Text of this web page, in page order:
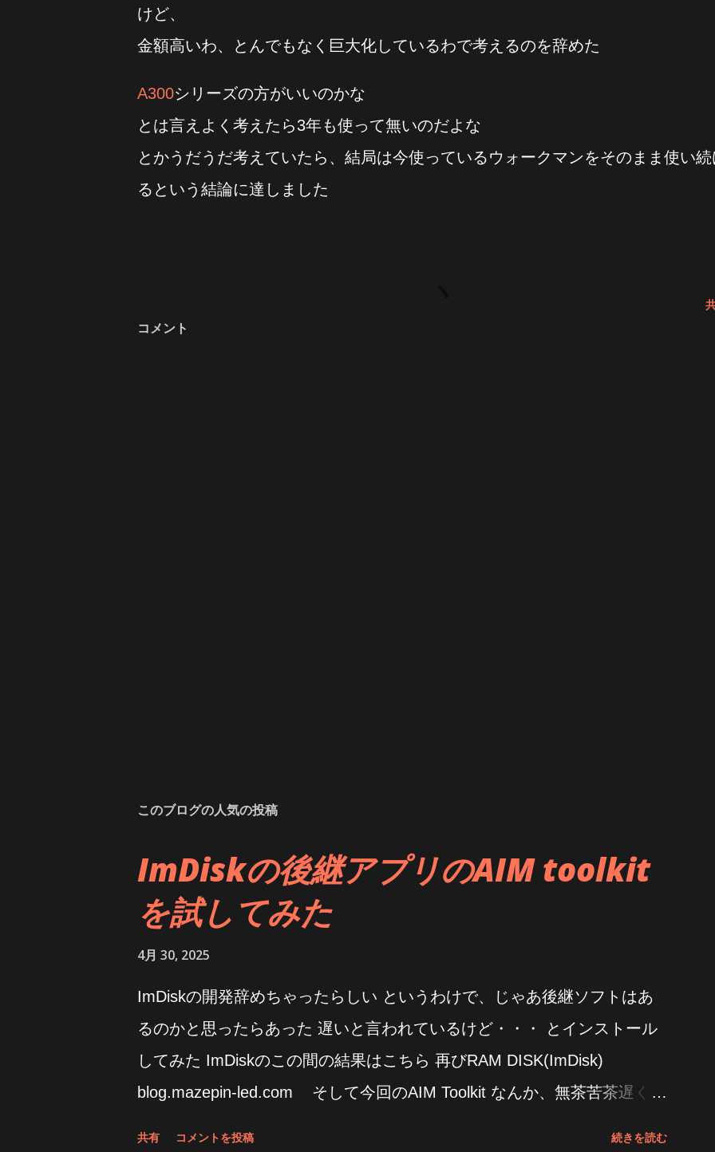
けど、
金額高いわ、とんでもなく巨大化しているわで考えるのを辞めた
A300シリーズの方がいいのかな
とは言えよく考えたら3年も使って無いのだよな
とかうだうだ考えていたら、結局は今使っているウォークマンをそのまま使い続
るという結論に達しました
コメント
このブログの人気の投稿
ImDiskの後継アプリのAIM toolkit
を試してみた
4月 30, 2025
ImDiskの開発辞めちゃったらしい というわけで、じゃあ後継ソフトはあ
るのかと思ったらあった 遅いと言われているけど・・・ とインストール
してみた ImDiskのこの間の結果はこちら 再びRAM DISK(ImDisk)
blog.mazepin-led.com そして今回のAIM Toolkit なんか、無茶苦茶遅くな
共有 コメントを投稿 続きを読む